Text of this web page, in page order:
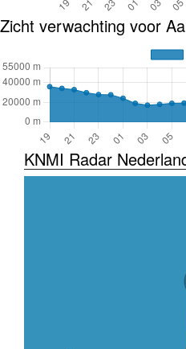
Zicht verwachting voor
KNMI Radar